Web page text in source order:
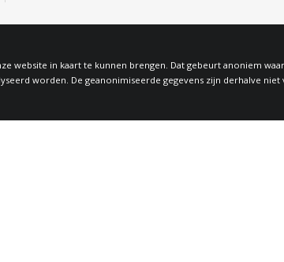
website in kaart te kunnen brengen. Dat gebeurt anoniem
worden. De geanonimiseerde gegevens zijn derhalve